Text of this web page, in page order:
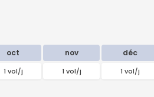
oct nov déc
1 vol/j 1 vol/j 1 vol/j